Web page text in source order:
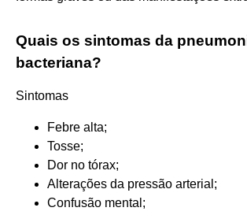
Quais os sintomas da
bacteriana?
Sintomas
Febre alta;
Tosse;
Dor no tórax;
Alterações da pressão arterial;
Confusão mental;